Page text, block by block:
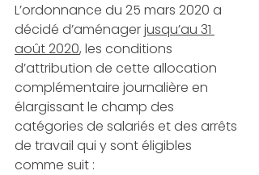
L’ordonnance du 25 mars 2020 a
décidé d’aménager jusqu’au 31
août 2020, les conditions
d’attribution de cette allocation
complémentaire journalière en
élargissant le champ des
catégories de salariés et des arrêts
de travail qui y sont éligibles
comme suit :